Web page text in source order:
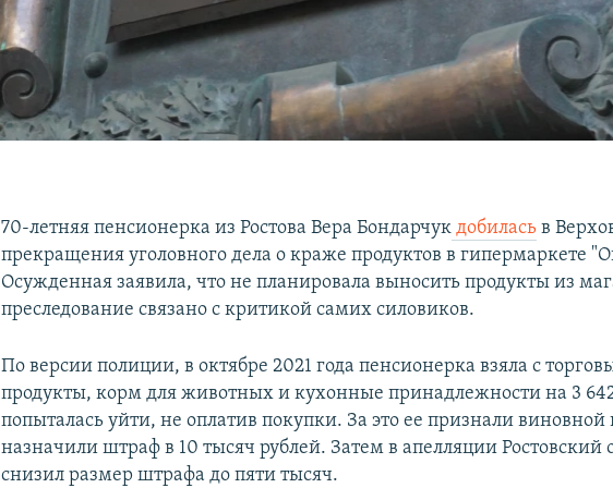
70-летняя пенсионерка из Ростова Вера Бондарчук добилась в
прекращения уголовного дела о краже продуктов в гипермаркете
Осужденная заявила, что не планировала выносить продукты из
преследование связано с критикой самих силовиков.
По версии полиции, в октябре 2021 года пенсионерка взяла с
продукты, корм для животных и кухонные принадлежности на 3
попыталась уйти, не оплатив покупки. За это ее признали
назначили штраф в 10 тысяч рублей. Затем в апелляции Ростовский
снизил размер штрафа до пяти тысяч.